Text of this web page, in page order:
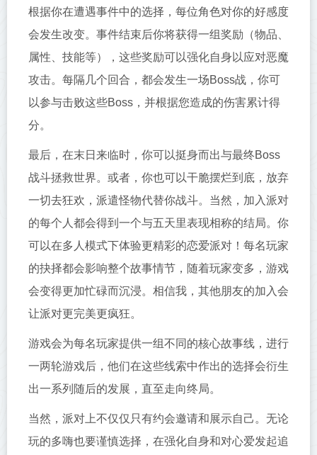
根据你在遭遇事件中的选择，每位角色对你的好感度
会发生改变。事件结束后你将获得一组奖励（物品、
属性、技能等），这些奖励可以强化自身以应对恶魔
攻击。每隔几个回合，都会发生一场Boss战，你可
以参与击败这些Boss，并根据您造成的伤害累计得
分。
最后，在末日来临时，你可以挺身而出与最终Boss
战斗拯救世界。或者，你也可以干脆摆烂到底，放弃
一切去狂欢，派遣怪物代替你战斗。当然，加入派对
的每个人都会得到一个与五天里表现相称的结局。你
可以在多人模式下体验更精彩的恋爱派对！每名玩家
的抉择都会影响整个故事情节，随着玩家变多，游戏
会变得更加忙碌而沉浸。相信我，其他朋友的加入会
让派对更完美更疯狂。
游戏会为每名玩家提供一组不同的核心故事线，进行
一两轮游戏后，他们在这些线索中作出的选择会衍生
出一系列随后的发展，直至走向终局。
当然，派对上不仅仅只有约会邀请和展示自己。无论
玩的多嗨也要谨慎选择，在强化自身和对心爱发起追